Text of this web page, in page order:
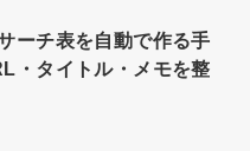
ーチ表を自動で作る手
・タイトル・メモを整